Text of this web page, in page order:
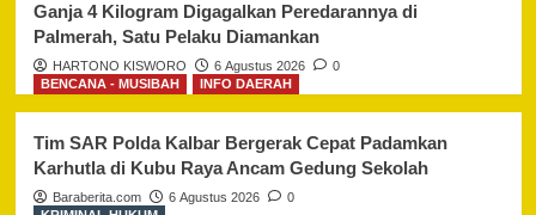
Ganja 4 Kilogram Digagalkan Peredarannya di
Palmerah, Satu Pelaku Diamankan
HARTONO KISWORO 6 Agustus 2026
0
BENCANA - MUSIBAH
INFO DAERAH
Tim SAR Polda Kalbar Bergerak Cepat Padamkan
Karhutla di Kubu Raya Ancam Gedung Sekolah
Baraberita.com 6 Agustus 2026
0